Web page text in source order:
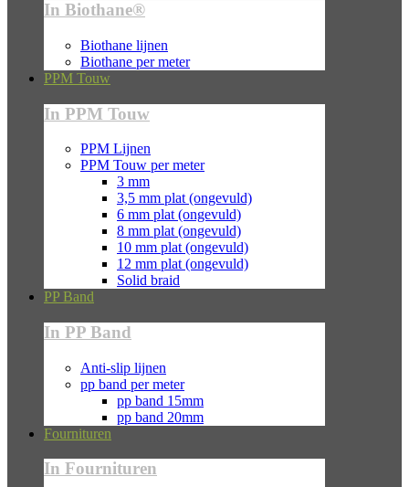
In Biothane®
Biothane lijnen
Biothane per meter
PPM Touw
In PPM Touw
PPM Lijnen
PPM Touw per meter
3 mm
3,5 mm plat (ongevuld)
6 mm plat (ongevuld)
8 mm plat (ongevuld)
10 mm plat (ongevuld)
12 mm plat (ongevuld)
Solid braid
PP Band
In PP Band
Anti-slip lijnen
pp band per meter
pp band 15mm
pp band 20mm
Fournituren
In Fournituren